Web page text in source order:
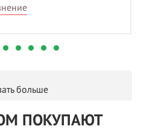
больше
ПОКУПАЮТ